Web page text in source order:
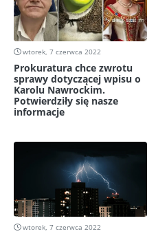
wtorek, 7 czerwca 2022
Prokuratura chce zwrotu
sprawy dotyczącej wpisu o
Karolu Nawrockim.
Potwierdziły się nasze
informacje
wtorek, 7 czerwca 2022